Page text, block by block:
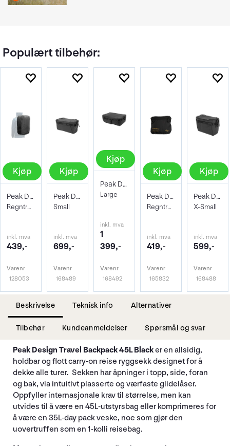
Populært tilbehør:
Kjøp
Peak Design Rain Fly
Regntrekk til Travel Back Pack 45L
inkl. mva
439,-
Varenr
128053
Kjøp
Peak Design Camera Cube V2 Small
Small
inkl. mva
699,-
Varenr
168489
Kjøp
Peak Design Camera Cube V2 Large
Large
inkl. mva
1
399,-
Varenr
168492
Kjøp
Peak Design Rain Fly 45L Black
Regntrekk
inkl. mva
419,-
Varenr
165832
Kjøp
Peak Design Camera Cube V2 X-Small
X-Small
inkl. mva
599,-
Varenr
168488
Beskrivelse Teknisk info Alternativer
Tilbehør Kundeanmeldelser Spørsmål og svar
Peak Design Travel Backpack 45L Blacker en allsidig,
holdbar og flott carry-on reise ryggsekk designet for å
dekke alle turer. Sekken har åpninger i topp, side, foran
og bak, via intuitivt plasserte og værfaste glidelåser.
Oppfyller internasjonale krav til størrelse, men kan
utvides til å være en 45L-utstyrsbag eller komprimeres for
å være en 35L-day pack veske, noe som gjør den
uovertruffen som en 1-kolli reisebag.